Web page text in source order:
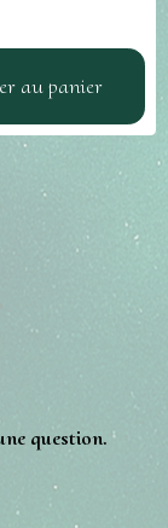
au panier
question.